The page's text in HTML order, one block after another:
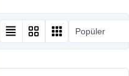
Popüler